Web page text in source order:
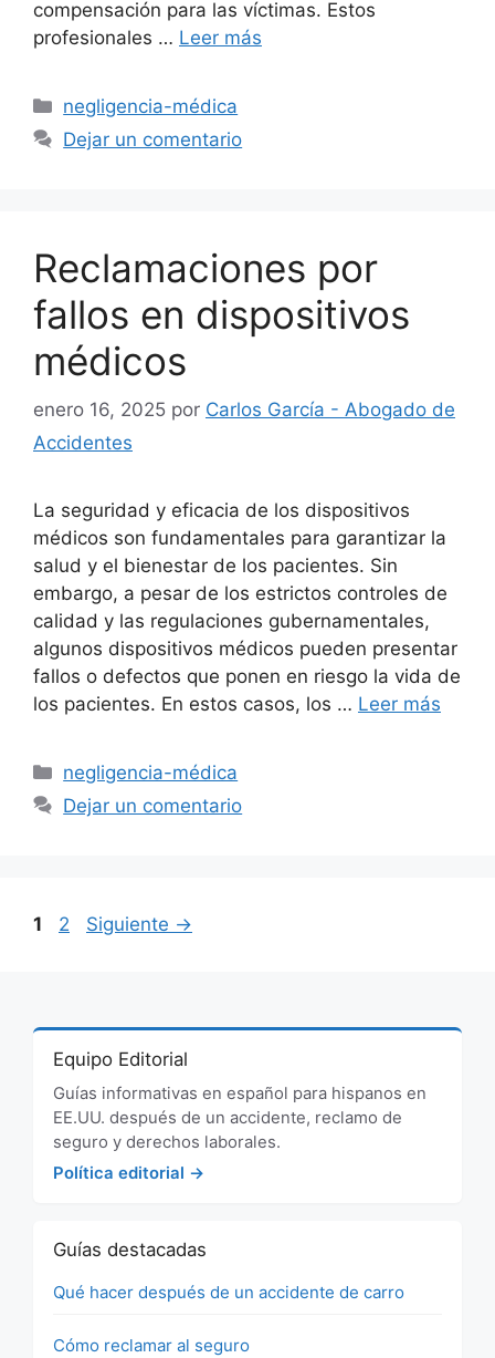
compensación para las víctimas. Estos
profesionales … Leer más
Categorías
negligencia-médica
Dejar un comentario
Reclamaciones por
fallos en dispositivos
médicos
enero 16, 2025 por Carlos García - Abogado de
Accidentes
La seguridad y eficacia de los dispositivos
médicos son fundamentales para garantizar la
salud y el bienestar de los pacientes. Sin
embargo, a pesar de los estrictos controles de
calidad y las regulaciones gubernamentales,
algunos dispositivos médicos pueden presentar
fallos o defectos que ponen en riesgo la vida de
los pacientes. En estos casos, los … Leer más
Categorías
negligencia-médica
Dejar un comentario
Página
1 Página
2 Siguiente →
Equipo Editorial
Guías informativas en español para hispanos en
EE.UU. después de un accidente, reclamo de
seguro y derechos laborales.
Política editorial →
Guías destacadas
Qué hacer después de un accidente de carro
Cómo reclamar al seguro